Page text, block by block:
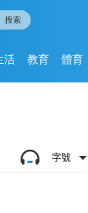
搜索
活 教育 體育
字號